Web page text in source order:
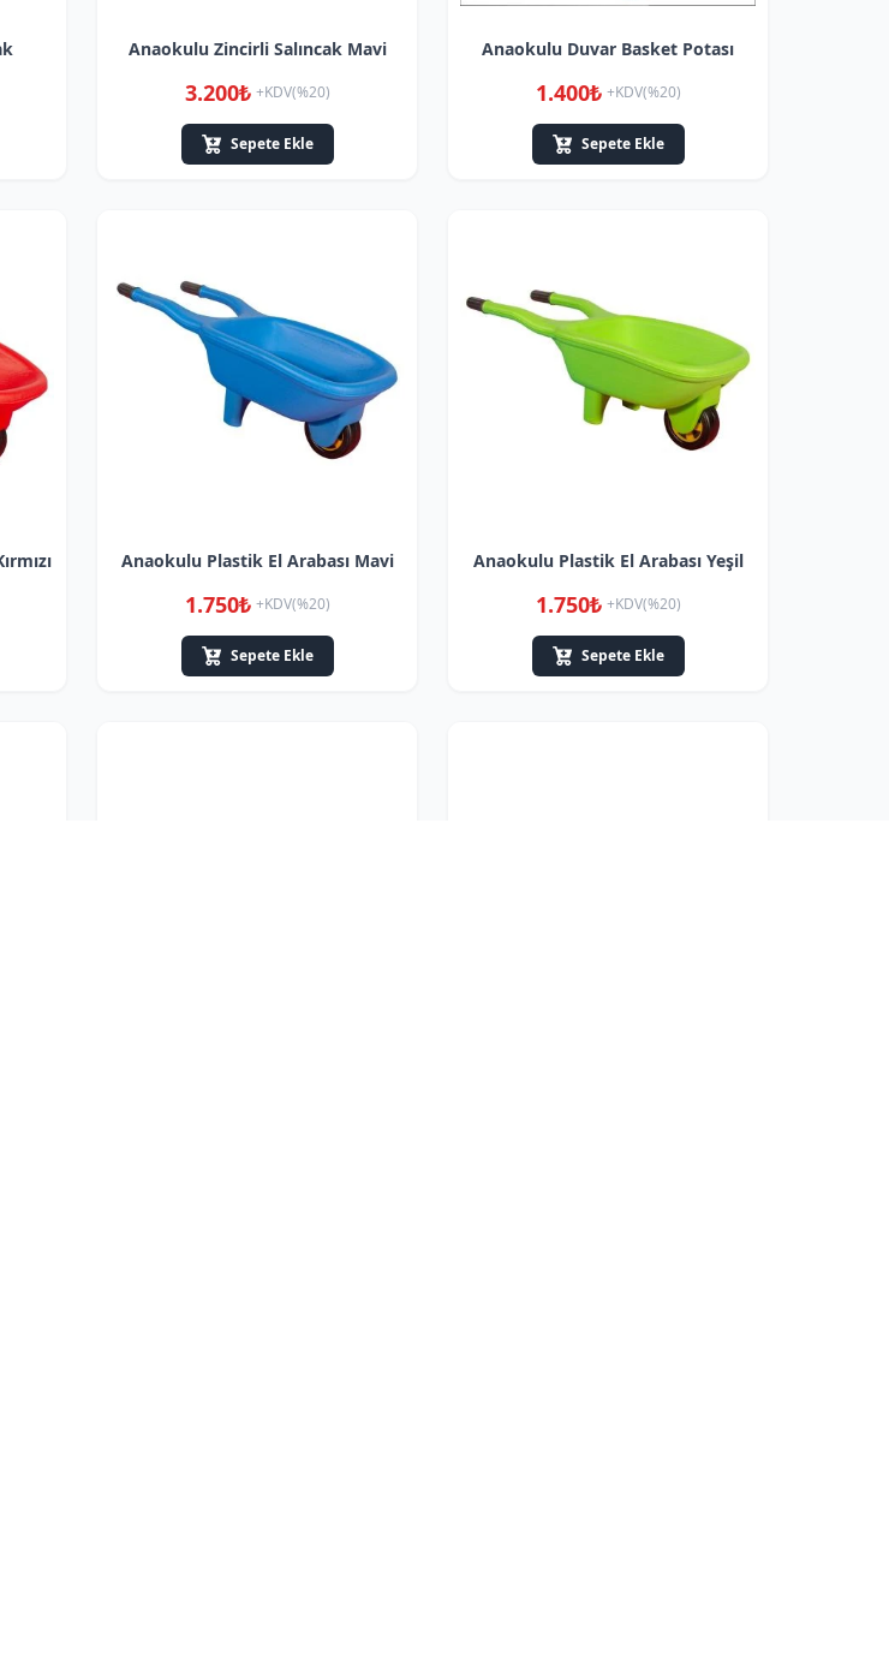
Anaokulu Zincirli Salıncak Mavi
3.200₺ +KDV(%20)
Sepete Ekle
Anaokulu Duvar Basket Potası
1.400₺ +KDV(%20)
Sepete Ekle
Anaokulu Plastik El Arabası Mavi
1.750₺ +KDV(%20)
Sepete Ekle
Anaokulu Plastik El Arabası Yeşil
1.750₺ +KDV(%20)
Sepete Ekle